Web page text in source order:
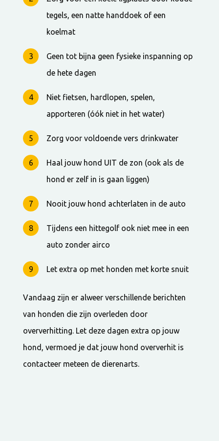
tegels, een natte handdoek of een
koelmat
Geen tot bijna geen fysieke inspanning op
de hete dagen
Niet fietsen, hardlopen, spelen,
apporteren (óók niet in het water)
Zorg voor voldoende vers drinkwater
Haal jouw hond UIT de zon (ook als de
hond er zelf in is gaan liggen)
Nooit jouw hond achterlaten in de auto
Tijdens een hittegolf ook niet mee in een
auto zonder airco
Let extra op met honden met korte snuit
Vandaag zijn er alweer verschillende berichten
van honden die zijn overleden door
oververhitting. Let deze dagen extra op jouw
hond, vermoed je dat jouw hond oververhit is
contacteer meteen de dierenarts.